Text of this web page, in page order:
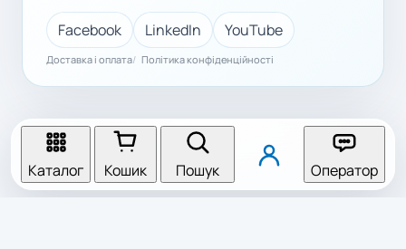
Facebook LinkedIn YouTube
Доставка і оплата Політика конфіденційності
Каталог Кошик Пошук Оператор